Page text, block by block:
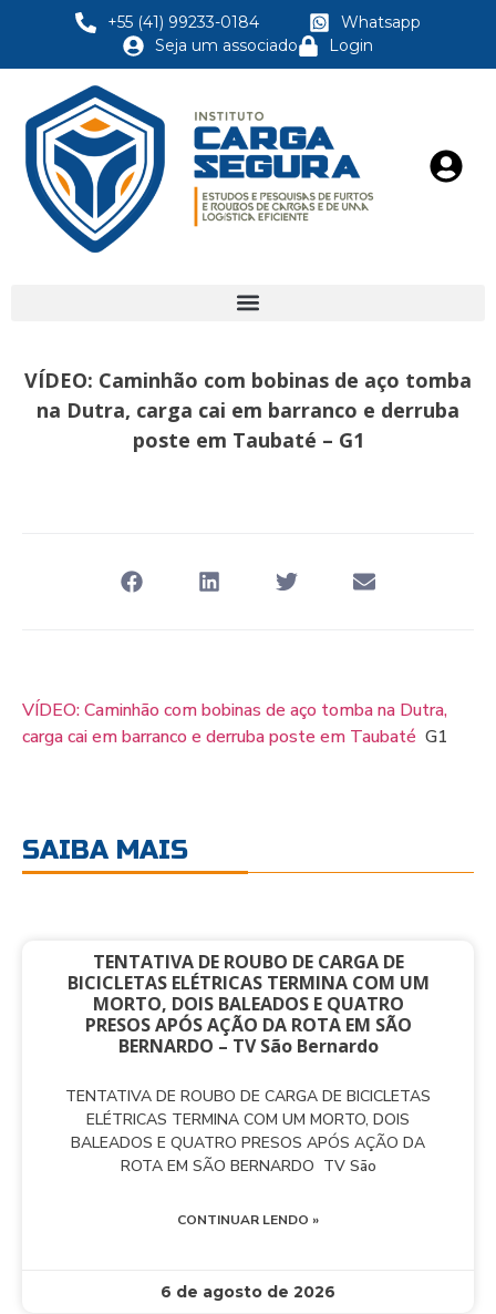
+55 (41) 99233-0184
Whatsapp
Seja um associado
Login
VÍDEO: Caminhão com bobinas de aço tomba
na Dutra, carga cai em barranco e derruba
poste em Taubaté – G1
VÍDEO: Caminhão com bobinas de aço tomba na Dutra,
carga cai em barranco e derruba poste em Taubaté G1
SAIBA MAIS
TENTATIVA DE ROUBO DE CARGA DE
BICICLETAS ELÉTRICAS TERMINA COM UM
MORTO, DOIS BALEADOS E QUATRO
PRESOS APÓS AÇÃO DA ROTA EM SÃO
BERNARDO – TV São Bernardo
TENTATIVA DE ROUBO DE CARGA DE BICICLETAS
ELÉTRICAS TERMINA COM UM MORTO, DOIS
BALEADOS E QUATRO PRESOS APÓS AÇÃO DA
ROTA EM SÃO BERNARDO TV São
CONTINUAR LENDO »
6 de agosto de 2026